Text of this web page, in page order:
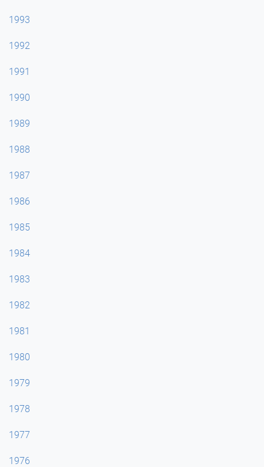
1993
1992
1991
1990
1989
1988
1987
1986
1985
1984
1983
1982
1981
1980
1979
1978
1977
1976